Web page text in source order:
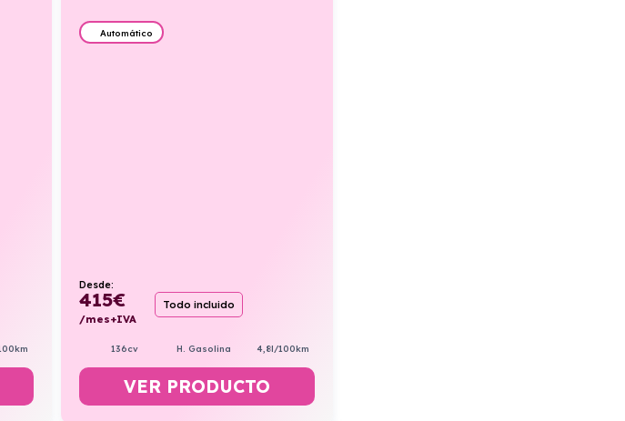
Automático
Desde:
415€
/mes+IVA
Todo incluido
136cv H. Gasolina 4,8l/100km
VER PRODUCTO